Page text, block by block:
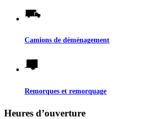
Camions de déménagement
Remorques et remorquage
Heures d’ouverture